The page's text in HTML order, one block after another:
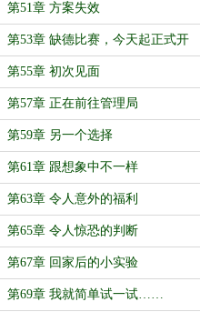
第51章 方案失效
第53章 缺德比赛，今天起正式开
赛……
第55章 初次见面
第57章 正在前往管理局
第59章 另一个选择
第61章 跟想象中不一样
第63章 令人意外的福利
第65章 令人惊恐的判断
第67章 回家后的小实验
第69章 我就简单试一试……